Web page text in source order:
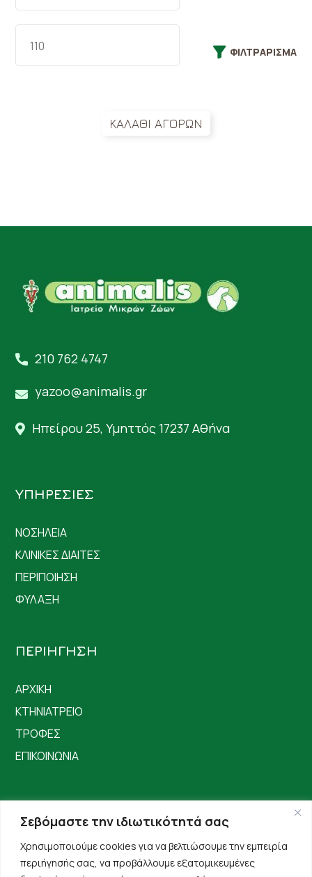
Σεβόμαστε την ιδιωτικότητά σας
Χρησιμοποιούμε cookies για να βελτιώσουμε την εμπειρία
περιήγησής σας, να προβάλλουμε εξατομικευμένες
ΦΙΛΤΡΆΡΙΣΜΑ
ΚΑΛΑΘΙ ΑΓΟΡΩΝ
210 762 4747
yazoo@animalis.gr
Ηπείρου 25, Υμηττός 17237 Αθήνα
ΥΠΗΡΕΣΙΕΣ
ΝΟΣΗΛΕΙΑ
ΚΛΙΝΙΚΕΣ ΔΙΑΙΤΕΣ
ΠΕΡΙΠΟΙΗΣΗ
ΦΥΛΑΞΗ
ΠΕΡΙΗΓΗΣΗ
ΑΡΧΙΚΗ
ΚΤΗΝΙΑΤΡΕΙΟ
ΤΡΟΦΕΣ
ΕΠΙΚΟΙΝΩΝΙΑ